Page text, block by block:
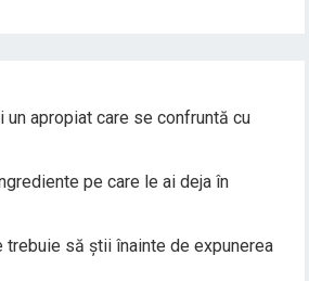
un apropiat care se confruntă cu
pe care le ai deja în
trebuie să știi înainte de expunerea